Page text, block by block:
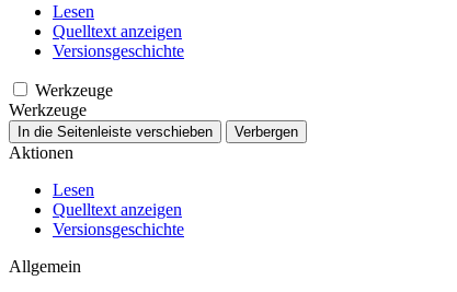
Lesen
Quelltext anzeigen
Versionsgeschichte
Werkzeuge
Werkzeuge
In die Seitenleiste verschieben Verbergen
Aktionen
Lesen
Quelltext anzeigen
Versionsgeschichte
Allgemein